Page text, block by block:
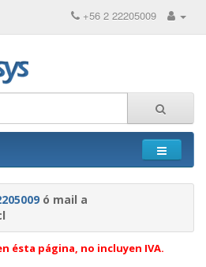
+56 2 22205009
ó mail a
ésta página, no incluyen IVA.